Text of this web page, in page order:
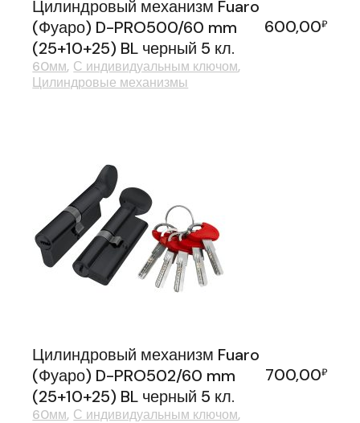
Цилиндровый механизм Fuaro
(Фуаро) D-PRO500/60 mm
(25+10+25) BL черный 5 кл.
600,00₽
60мм С индивидуальным ключом
Цилиндровые механизмы
Цилиндровый механизм Fuaro
(Фуаро) D-PRO502/60 mm
(25+10+25) BL черный 5 кл.
700,00₽
60мм С индивидуальным ключом